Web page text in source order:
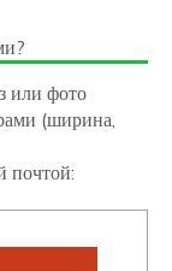
или фото
(ширина,
почтой: